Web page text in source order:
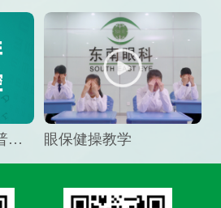
专家做客《乡约科普》栏目，预防孩子近视竟然这么“简单” 眼保健操教学